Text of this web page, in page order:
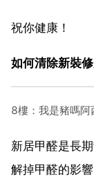
祝你健康！
如何清除新裝
8樓：我是豬嗎阿
新居甲醛是長
解掉甲醛的影響